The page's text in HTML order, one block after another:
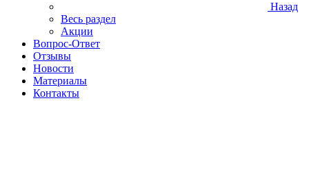
Назад
Весь раздел
Акции
Вопрос-Ответ
Отзывы
Новости
Материалы
Контакты